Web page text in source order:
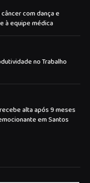
com dança e
à equipe médica
no Trabalho
alta após 9 meses
em Santos